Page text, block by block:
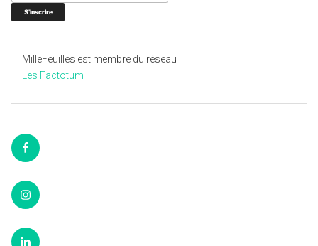
MilleFeuilles est membre du réseau
Les Factotum
Facebook
Instagram
LinkedIn